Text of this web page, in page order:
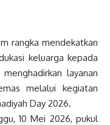
rangka mendekatkan
keluarga kepada
layanan
melalui kegiatan
Day 2026.
10 Mei 2026, pukul